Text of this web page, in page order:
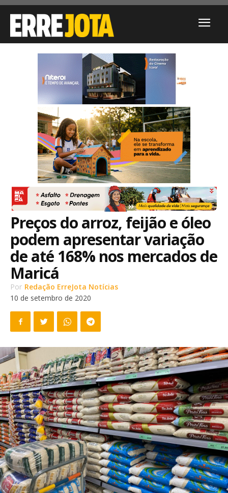
Preços do arroz, feijão e óleo
podem apresentar variação
de até 168% nos mercados de
Maricá
Por Redação ErreJota Notícias
10 de setembro de 2020